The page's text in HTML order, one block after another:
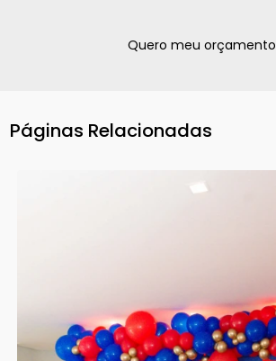
Quero meu orçamento
Páginas Relacionadas